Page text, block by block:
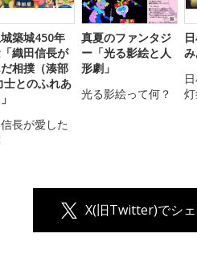
築城450年
織田信長が
相撲（湊部
士とのふれあ
長が愛した
真夏のファンタジ
ー「光る影絵と人
形劇」
光る影絵って何？
X(旧Twitter)でシ